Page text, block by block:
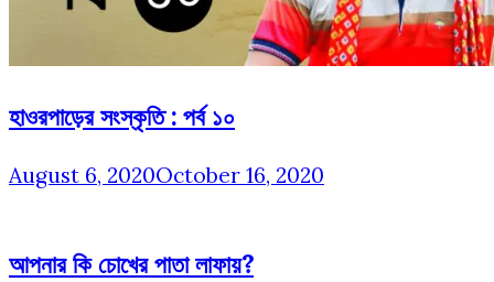
হাওরপাড়ের সংস্কৃতি : পর্ব ১০
August 6, 2020October 16, 2020
আপনার কি চোখের পাতা লাফায়?